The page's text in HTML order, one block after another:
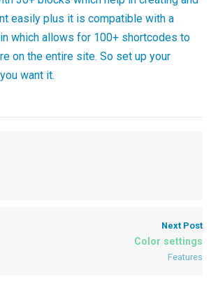
easily plus it is compatible with a
which allows for 100+ shortcodes to
on the entire site. So set up your
want it.
Next Post
Color settings
Features